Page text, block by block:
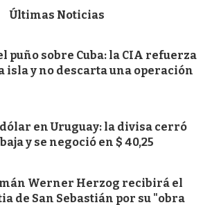
Últimas Noticias
puño sobre Cuba: la CIA refuerza
isla y no descarta una operación
en Uruguay: la divisa cerró
y se negoció en $ 40,25
Werner Herzog recibirá el
de San Sebastián por su "obra